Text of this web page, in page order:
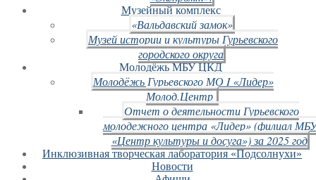
Музейный комплекс
«Вальдавский замок»
Музей истории и культуры Гурьевского
городского округа
Молодёжь МБУ ЦКД
Молодёжь Гурьевского МО I «Лидер»
Молод.Центр
Отчет о деятельности Гурьевского
молодежного центра «Лидер» (филиал
«Центр культуры и досуга») за 2025 год
Инклюзивная творческая лаборатория «Подсолнухи»
Новости